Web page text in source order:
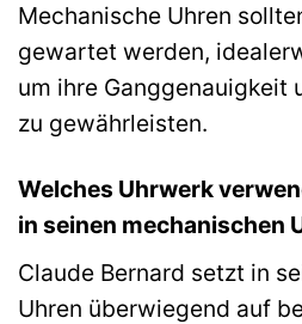
Mechanische Uhren
gewartet werden,
um ihre Ganggenauigkeit
zu gewährleisten.
Welches Uhrwerk
in seinen mechanischen
Claude Bernard setzt in
Uhren überwiegend auf